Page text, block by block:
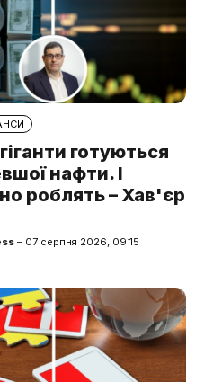
готуються
нафти. І
роблять – Хав'єр
– 07 серпня 2026, 09:15